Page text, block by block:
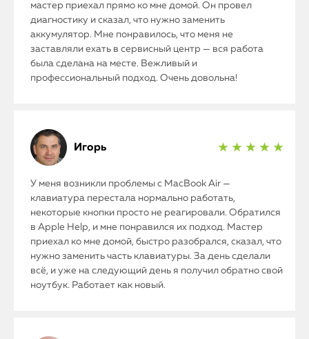
iPhone
MacBook
Watch
мастер приехал прямо ко мне домой. Он провел
диагностику и сказал, что нужно заменить
аккумулятор. Мне понравилось, что меня не
заставляли ехать в сервисный центр — вся работа
была сделана на месте. Вежливый и
профессиональный подход. Очень довольна!
Игорь ★ ★ ★ ★ ★
У меня возникли проблемы с MacBook Air —
клавиатура перестала нормально работать,
некоторые кнопки просто не реагировали. Обратился
в Apple Help, и мне понравился их подход. Мастер
приехал ко мне домой, быстро разобрался, сказал, что
нужно заменить часть клавиатуры. За день сделали
всё, и уже на следующий день я получил обратно свой
ноутбук. Работает как новый.